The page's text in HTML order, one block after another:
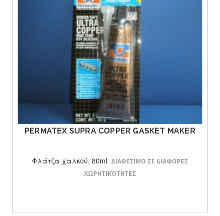
ΔΕΙΤΕ ΤΟ ΠΡΟΙΟΝ
PERMATEX SUPRA COPPER GASKET MAKER
Φλάτζα χαλκού, 80ml. ΔΙΑΘΕΣΙΜΟ ΣΕ ΔΙΑΦΟΡΕΣ
ΧΩΡΗΤΙΚΌΤΗΤΕΣ